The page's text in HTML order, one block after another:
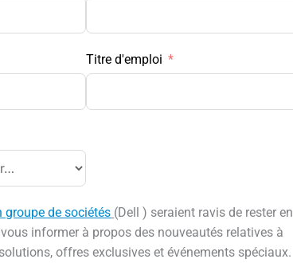
Titre d'emploi
groupe de sociétés (Dell ) seraient ravis de rester en
informer à propos des nouveautés relatives à
offres exclusives et événements spéciaux.